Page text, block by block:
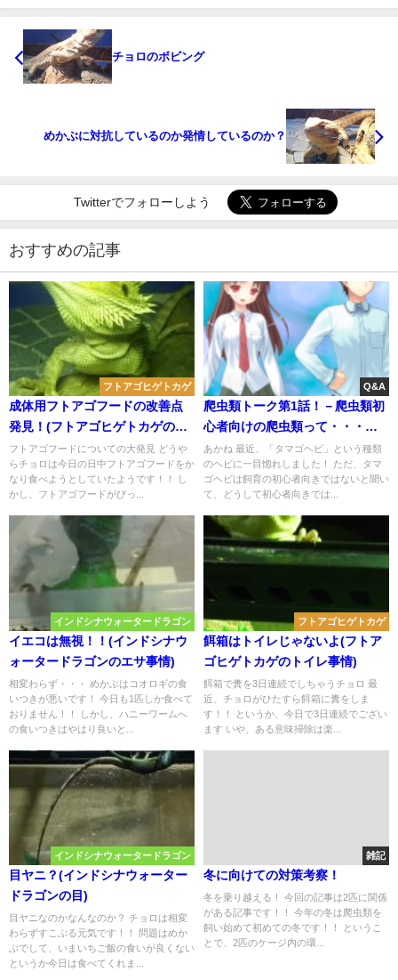
チョロのボビング
めかぶに対抗しているのか発情しているのか？
Twitterでフォローしよう
おすすめの記事
フトアゴヒゲトカゲ
成体用フトアゴフードの改善点
発見！(フトアゴヒゲトカゲのフ
ード餌付け大作戦)
フトアゴフードについての大発見 どうや
らチョロは今日の日中フトアゴフードをか
なり食べようとしていたようです！！ し
かし、フトアゴフードがびっ...
Q&A
爬虫類トーク第1話！－爬虫類初
心者向けの爬虫類って・・・？
－
あかね 最近、「タマゴヘビ」という種類
のヘビに一目惚れしました！ ただ、タマ
ゴヘビは飼育の初心者向きではないと聞い
て、どうして初心者向きでは...
インドシナウォータードラゴン
イエコは無視！！(インドシナウ
ォータードラゴンのエサ事情)
相変わらず・・・ めかぶはコオロギの食
いつきが悪いです！ 今日も1匹しか食べて
おりません！！ しかし、ハニーワームへ
の食いつきはやはり良いと...
フトアゴヒゲトカゲ
餌箱はトイレじゃないよ(フトア
ゴヒゲトカゲのトイレ事情)
餌箱で糞を3日連続でしちゃうチョロ 最
近、チョロがひたすら餌箱に糞をしま
す！！ というか、今日で3日連続でござい
ます いや、ある意味掃除は楽...
インドシナウォータードラゴン
目ヤニ？(インドシナウォーター
ドラゴンの目)
目ヤニなのかなんなのか？ チョロは相変
わらずすこぶる元気です！！ 問題はめか
ぶでして、いまいちご飯の食いが良くない
というか今日は食べてくれま...
雑記
冬に向けての対策考察！
冬を乗り越える！ 今回の記事は2匹に関係
がある記事です！！ 今年の冬は爬虫類を
飼い始めて初めての冬です！！ というこ
とで、2匹のケージ内の環...